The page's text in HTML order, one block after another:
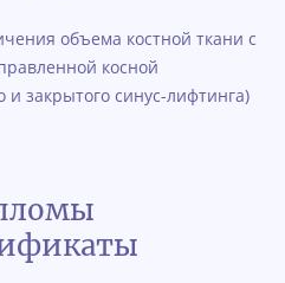
объема костной ткани с
косной
и закрытого синус-лифтинга)